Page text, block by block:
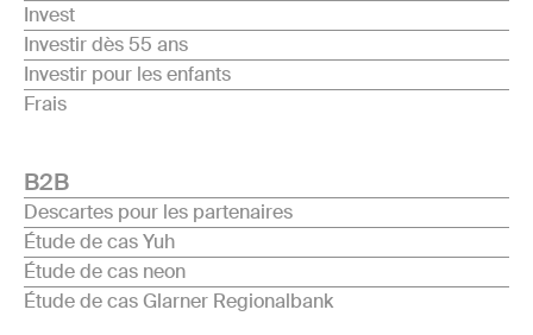
Invest
Investir dès 55 ans
Investir pour les enfants
Frais
B2B
Descartes pour les partenaires
Étude de cas Yuh
Étude de cas neon
Étude de cas Glarner Regionalbank